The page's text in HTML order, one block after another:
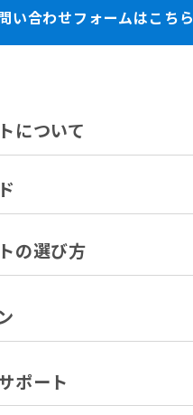
い合わせフォームはこちら
について
の選び方
ポート